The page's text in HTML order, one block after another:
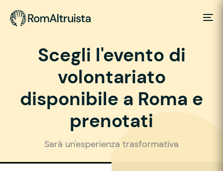
Scegli l'evento di
volontariato
disponibile a Roma e
prenotati
Sarà un'esperienza trasformativa